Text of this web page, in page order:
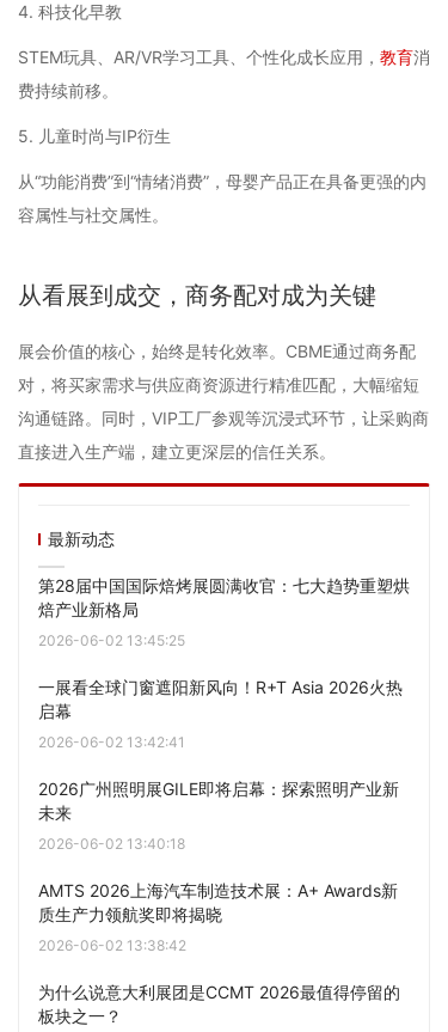
4. 科技化早教
STEM玩具、AR/VR学习工具、个性化成长应用， 教育消
费持续前移。
5. 儿童时尚与IP衍生
从“功能消费”到“情绪消费”，母婴产品正在具备更强的内
容属性与社交属性。
从看展到成交，商务配对成为关键
展会价值的核心，始终是转化效率。CBME通过商务配
对，将买家需求与供应商资源进行精准匹配，大幅缩短
沟通链路。同时，VIP工厂参观等沉浸式环节，让采购商
直接进入生产端，建立更深层的信任关系。
最新动态
第28届中国国际焙烤展圆满收官：七大趋势重塑烘
焙产业新格局
2026-06-02 13:45:25
一展看全球门窗遮阳新风向！R+T Asia 2026火热
启幕
2026-06-02 13:42:41
2026广州照明展GILE即将启幕：探索照明产业新
未来
2026-06-02 13:40:18
AMTS 2026上海汽车制造技术展：A+ Awards新
质生产力领航奖即将揭晓
2026-06-02 13:38:42
为什么说意大利展团是CCMT 2026最值得停留的
板块之一？